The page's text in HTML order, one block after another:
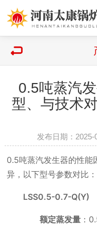
0.5吨蒸汽
型、与技术
发布日期：
0.5吨蒸汽发生器的性能
异，以下型号参数对比：
LSS0.5-0.7-Q(Y)
额定蒸发量 ：